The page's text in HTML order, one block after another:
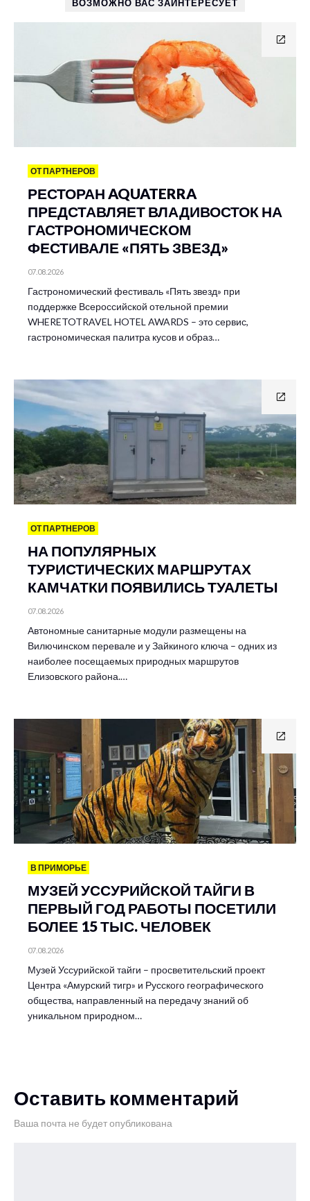
ВОЗМОЖНО ВАС ЗАИНТЕРЕСУЕТ
ОТ ПАРТНЕРОВ
РЕСТОРАН AQUATERRA
ПРЕДСТАВЛЯЕТ ВЛАДИВОСТОК НА
ГАСТРОНОМИЧЕСКОМ
ФЕСТИВАЛЕ «ПЯТЬ ЗВЕЗД»
07.08.2026
Гастрономический фестиваль «Пять звезд» при
поддержке Всероссийской отельной премии
WHERETOTRAVEL HOTEL AWARDS – это сервис,
гастрономическая палитра кусов и образ…
ОТ ПАРТНЕРОВ
НА ПОПУЛЯРНЫХ
ТУРИСТИЧЕСКИХ МАРШРУТАХ
КАМЧАТКИ ПОЯВИЛИСЬ ТУАЛЕТЫ
07.08.2026
Автономные санитарные модули размещены на
Вилючинском перевале и у Зайкиного ключа – одних из
наиболее посещаемых природных маршрутов
Елизовского района.…
В ПРИМОРЬЕ
МУЗЕЙ УССУРИЙСКОЙ ТАЙГИ В
ПЕРВЫЙ ГОД РАБОТЫ ПОСЕТИЛИ
БОЛЕЕ 15 ТЫС. ЧЕЛОВЕК
07.08.2026
Музей Уссурийской тайги – просветительский проект
Центра «Амурский тигр» и Русского географического
общества, направленный на передачу знаний об
уникальном природном…
Оставить комментарий
Ваша почта не будет опубликована